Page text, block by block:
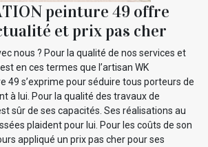
peinture 49 offre
et prix pas cher
nous ? Pour la qualité de nos services et
en ces termes que l’artisan WK
49 s’exprime pour séduire tous porteurs de
à lui. Pour la qualité des travaux de
sûr de ses capacités. Ses réalisations au
plaident pour lui. Pour les coûts de son
appliqué un prix pas cher pour ses